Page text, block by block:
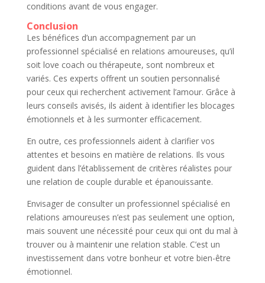
conditions avant de vous engager.
Conclusion
Les bénéfices d’un accompagnement par un
professionnel spécialisé en relations amoureuses, qu’il
soit love coach ou thérapeute, sont nombreux et
variés. Ces experts offrent un soutien personnalisé
pour ceux qui recherchent activement l’amour. Grâce à
leurs conseils avisés, ils aident à identifier les blocages
émotionnels et à les surmonter efficacement.
En outre, ces professionnels aident à clarifier vos
attentes et besoins en matière de relations. Ils vous
guident dans l’établissement de critères réalistes pour
une relation de couple durable et épanouissante.
Envisager de consulter un professionnel spécialisé en
relations amoureuses n’est pas seulement une option,
mais souvent une nécessité pour ceux qui ont du mal à
trouver ou à maintenir une relation stable. C’est un
investissement dans votre bonheur et votre bien-être
émotionnel.